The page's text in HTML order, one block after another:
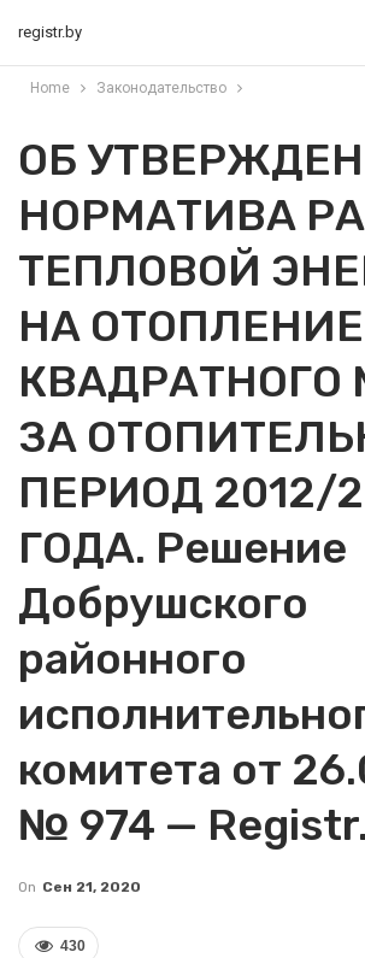
registr.by
Home Законодательство
ОБ
НОРМАТИВА
ТЕПЛОВОЙ
НА ОТОПЛЕНИЕ
КВАДРАТНОГО
ЗА
ПЕРИОД 2012/
ГОДА. Решение
Добрушского
районного
комитета от
№ 974 —
On Сен 21, 2020
430